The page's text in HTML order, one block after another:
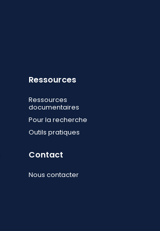
Ressources
Ressources
documentaires
Pour la recherche
Outils pratiques
Contact
Nous contacter